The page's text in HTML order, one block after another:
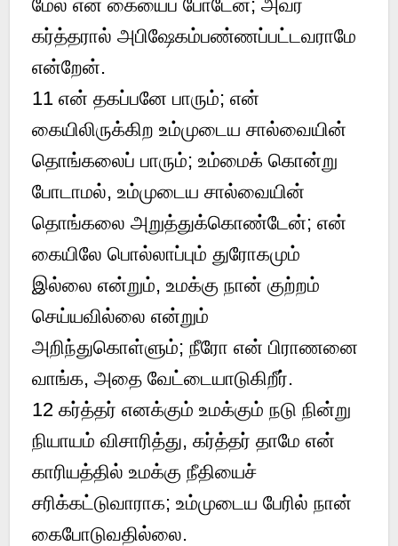
மேல் என் கையைப் போடேன்; அவர்
கர்த்தரால் அபிஷேகம்பண்ணப்பட்டவராமே
என்றேன்.
11என் தகப்பனே பாரும்; என்
கையிலிருக்கிற உம்முடைய சால்வையின்
தொங்கலைப் பாரும்; உம்மைக் கொன்று
போடாமல், உம்முடைய சால்வையின்
தொங்கலை அறுத்துக்கொண்டேன்; என்
கையிலே பொல்லாப்பும் துரோகமும்
இல்லை என்றும், உமக்கு நான் குற்றம்
செய்யவில்லை என்றும்
அறிந்துகொள்ளும்; நீரோ என் பிராணனை
வாங்க, அதை வேட்டையாடுகிறீர்.
12கர்த்தர் எனக்கும் உமக்கும் நடு நின்று
நியாயம் விசாரித்து, கர்த்தர் தாமே என்
காரியத்தில் உமக்கு நீதியைச்
சரிக்கட்டுவாராக; உம்முடைய பேரில் நான்
கைபோடுவதில்லை.